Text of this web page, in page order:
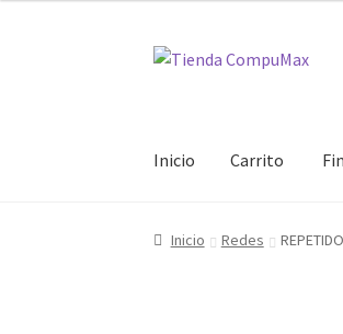
Ir
Ir
Inicio Carrito
Inicio Carrito Finalizar
Inicio Redes